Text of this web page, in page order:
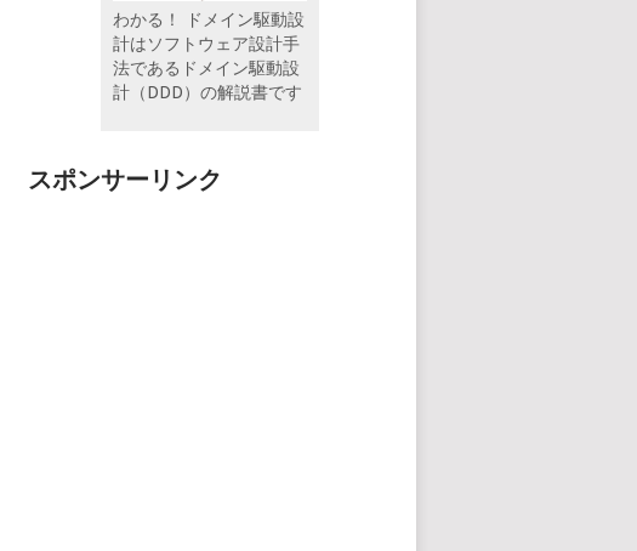
わかる！ ドメイン駆動設
計はソフトウェア設計手
法であるドメイン駆動設
計（DDD）の解説書です
スポンサーリンク